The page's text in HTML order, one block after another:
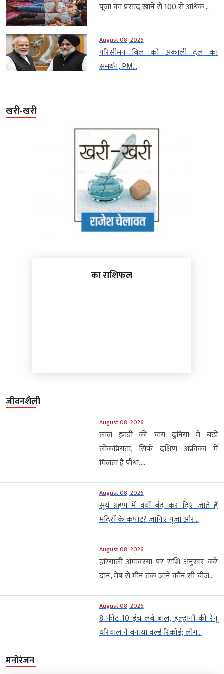
पूजा का प्रसाद खाने से 100 से अधिक...
August 08, 2026
परिसीमन बिल को अकाली दल का
समर्थन, PM...
खरी-खरी
का राशिफल
जीवनशैली
August 08, 2026
लाल झाड़ी की चाय दुनिया में बढ़ी
लोकप्रियता, सिर्फ दक्षिण अफ्रीका में
मिलता है पौधा,...
August 08, 2026
सूर्य ग्रहण में क्यों बंद कर दिए जाते हैं
मंदिरों के कपाट? जानिए पूजा और...
August 08, 2026
हरियाली अमावस्या पर राशि अनुसार करें
दान, मेष से मीन तक जानें कौन सी चीज...
August 08, 2026
8 फीट 10 इंच लंबे बाल, हल्द्वानी की रेनू
धरियाल ने बनाया वर्ल्ड रिकॉर्ड; लोग...
मनोरंजन